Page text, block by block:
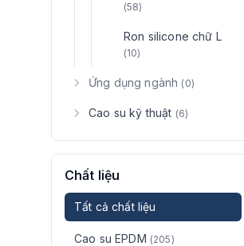
(58)
Ron silicone chữ L
(10)
Ứng dụng ngành (0)
Cao su kỹ thuật (6)
Chất liệu
Tất cả chất liệu
Cao su EPDM (205)